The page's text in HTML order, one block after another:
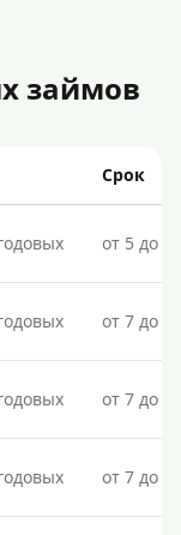
займов
Срок
от 5 до
от 7 до
от 7 до
от 7 до